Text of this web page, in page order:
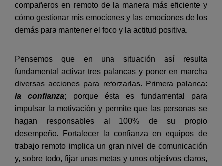
compañeros en remoto de la manera más eficiente y
cómo gestionar mis emociones y las emociones de los
demás para mantener el foco y la actitud positiva.
Pensemos que en una situación así resulta
fundamental activar tres palancas y poner en marcha
diversas acciones para reforzarlas. Primera palanca:
la confianza; porque ésta es fundamental para
impulsar la motivación y permite que las personas se
hagan responsables al 100% de su propio
desempeño. Fortalecer la confianza en equipos de
trabajo remoto implica un gran nivel de comunicación
y, sobre todo, fijar unas metas y unos objetivos claros,